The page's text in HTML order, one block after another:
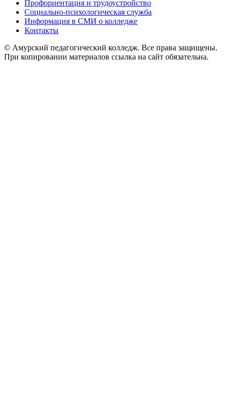
Профориентация и трудоустройство
Социально-психологическая служба
Информация в СМИ о колледже
Контакты
© Амурский педагогический колледж. Все права защищены.
При копировании материалов ссылка на сайт обязательна.